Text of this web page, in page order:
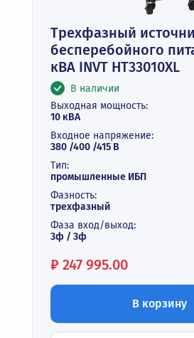
Трехфазный
бесперебойного
кВА INVT HT33010XL
В наличии
Выходная мощность:
10 кВА
Входное напряжение:
380 /400 /415 В
Тип:
промышленные ИБП
Фазность:
трехфазный
Фаза вход/выход:
3ф / 3ф
Цена:
₽ 247 995.00
В корзину